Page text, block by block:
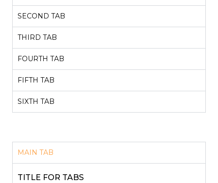
SECOND TAB
THIRD TAB
FOURTH TAB
FIFTH TAB
SIXTH TAB
MAIN TAB
TITLE FOR TABS